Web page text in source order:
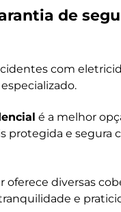
de
com
é a melhor
protegida e segura
oferece diversas
e